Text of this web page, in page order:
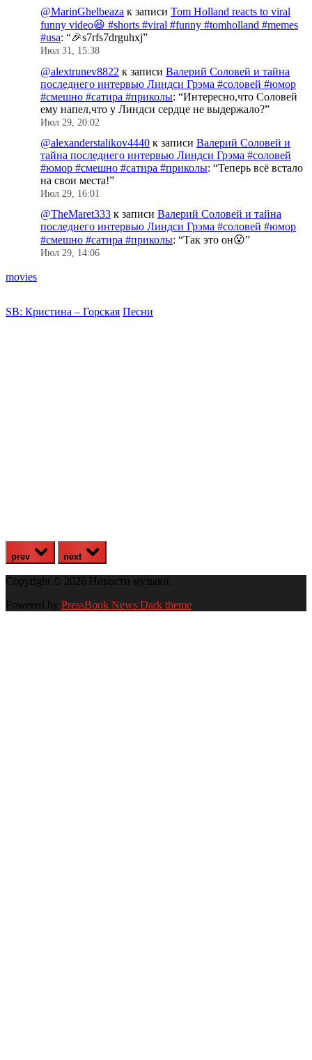
@MarinGhelbeaza к записи Tom Holland reacts to viral
funny video😆 #shorts #viral #funny #tomholland #memes
#usa: “🎉s7rfs7drguhxj”
Июл 31, 15:38
@alextrunev8822 к записи Валерий Соловей и тайна
последнего интервью Линдси Грэма #соловей #юмор
#смешно #сатира #приколы: “Интересно,что Соловей
ему напел,что у Линдси сердце не выдержало?”
Июл 29, 20:02
@alexanderstalikov4440 к записи Валерий Соловей и
тайна последнего интервью Линдси Грэма #соловей
#юмор #смешно #сатира #приколы: “Теперь всё встало
на свои места!”
Июл 29, 16:01
@TheMaret333 к записи Валерий Соловей и тайна
последнего интервью Линдси Грэма #соловей #юмор
#смешно #сатира #приколы: “Так это он😮”
Июл 29, 14:06
movies
SB: Кристина – Горская Песни
prev next
Copyright © 2026 Новости музыки.
Powered by PressBook News Dark theme